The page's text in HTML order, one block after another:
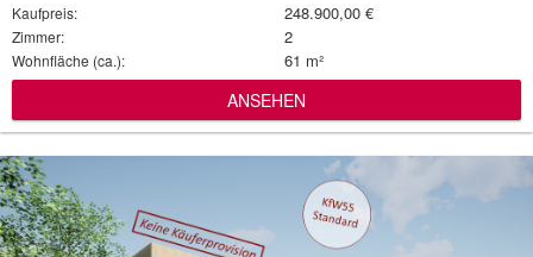
Kaufpreis:
248.900,00 €
Zimmer: 2
Wohnfläche (ca.): 61 m²
ANSEHEN